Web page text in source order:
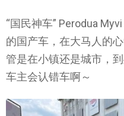
“国民神车” Perodua
的国产车，在大马人的
管是在小镇还是城市，
车主会认错车啊～